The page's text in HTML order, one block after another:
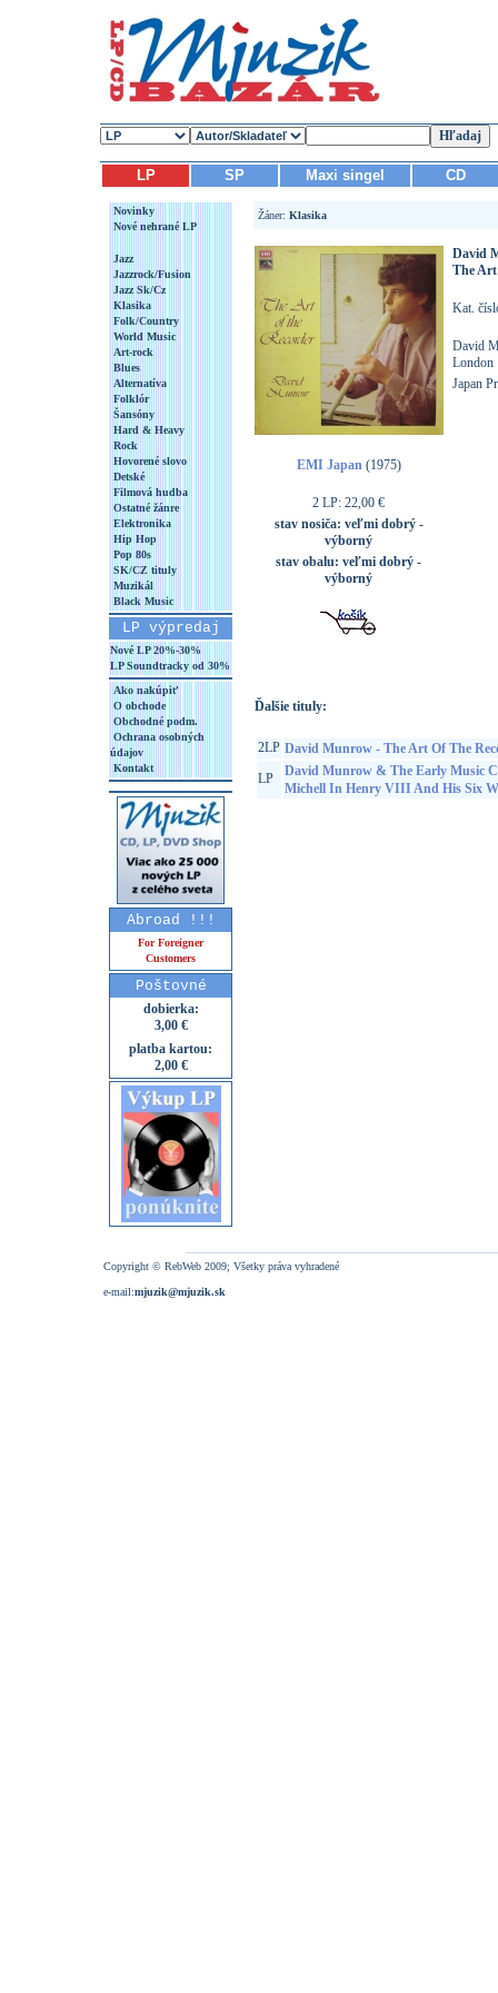
LP SP Maxi singel CD
Novinky
Nové nehrané LP
Jazz
Jazzrock/Fusion
Jazz Sk/Cz
Klasika
Folk/Country
World Music
Art-rock
Blues
Alternatíva
Folklór
Šansóny
Hard & Heavy
Rock
Hovorené slovo
Detské
Filmová hudba
Ostatné žánre
Elektronika
Hip Hop
Pop 80s
SK/CZ tituly
Muzikál
Black Music
LP výpredaj
Nové LP 20%-30%
LP Soundtracky od 30%
Ako nakúpiť
O obchode
Obchodné podm.
Ochrana osobných
údajov
Kontakt
Abroad !!!
For Foreigner
Customers
Poštovné
dobierka:
3,00 €
platba kartou:
2,00 €
Žáner: Klasika
EMI Japan(1975)
2 LP: 22,00 €
stav nosiča: veľmi dobrý -
výborný
stav obalu: veľmi dobrý -
výborný
David
The
Kat.
David
London
Japan
Ďalšie tituly:
2LP David Munrow - The Art Of The
LP
David Munrow & The Early Music
Michell In Henry VIII And His Six
Copyright © RebWeb 2009; Všetky práva vyhradené
e-mail:mjuzik@mjuzik.sk